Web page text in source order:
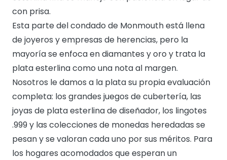
con prisa.
Esta parte del condado de Monmouth está llena
de joyeros y empresas de herencias, pero la
mayoría se enfoca en diamantes y oro y trata la
plata esterlina como una nota al margen.
Nosotros le damos a la plata su propia evaluación
completa: los grandes juegos de cubertería, las
joyas de plata esterlina de diseñador, los lingotes
.999 y las colecciones de monedas heredadas se
pesan y se valoran cada uno por sus méritos. Para
los hogares acomodados que esperan un